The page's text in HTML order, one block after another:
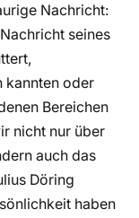
Nachricht:
seines
kannten oder
Bereichen
nicht nur über
auch das
Döring
haben